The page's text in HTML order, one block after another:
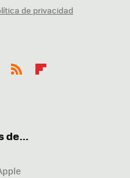
de privacidad
de...